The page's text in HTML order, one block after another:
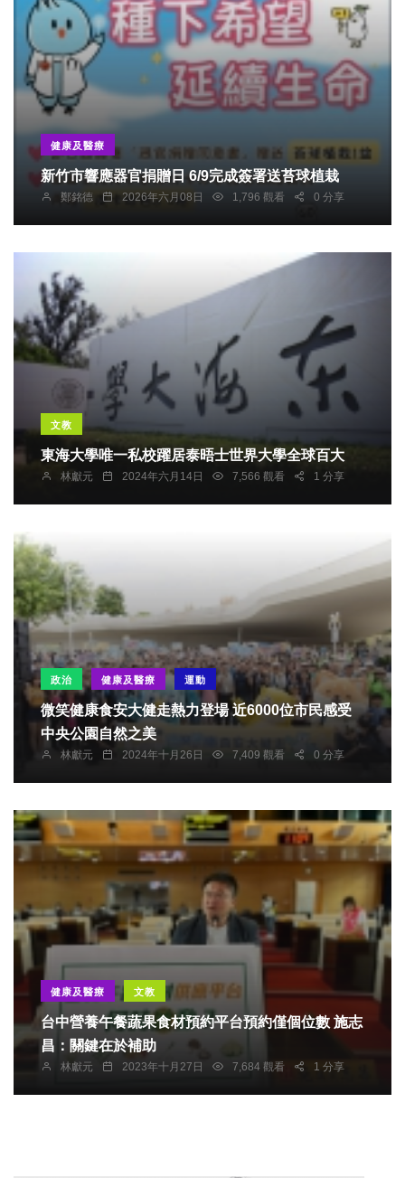
健康及醫療
新竹市響應器官捐贈日 6/9完成簽署送苔球植栽
鄭銘德 2026年六月08日 1,796 觀看 0 分享
文教
東海大學唯一私校躍居泰晤士世界大學全球百大
林獻元 2024年六月14日 7,566 觀看 1 分享
政治 健康及醫療 運動
微笑健康食安大健走熱力登場 近6000位市民感受
中央公園自然之美
林獻元 2024年十月26日 7,409 觀看 0 分享
健康及醫療 文教
台中營養午餐蔬果食材預約平台預約僅個位數 施志
昌：關鍵在於補助
林獻元 2023年十月27日 7,684 觀看 1 分享